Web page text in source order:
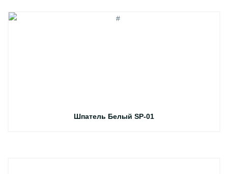
Шпатель Белый SP-01